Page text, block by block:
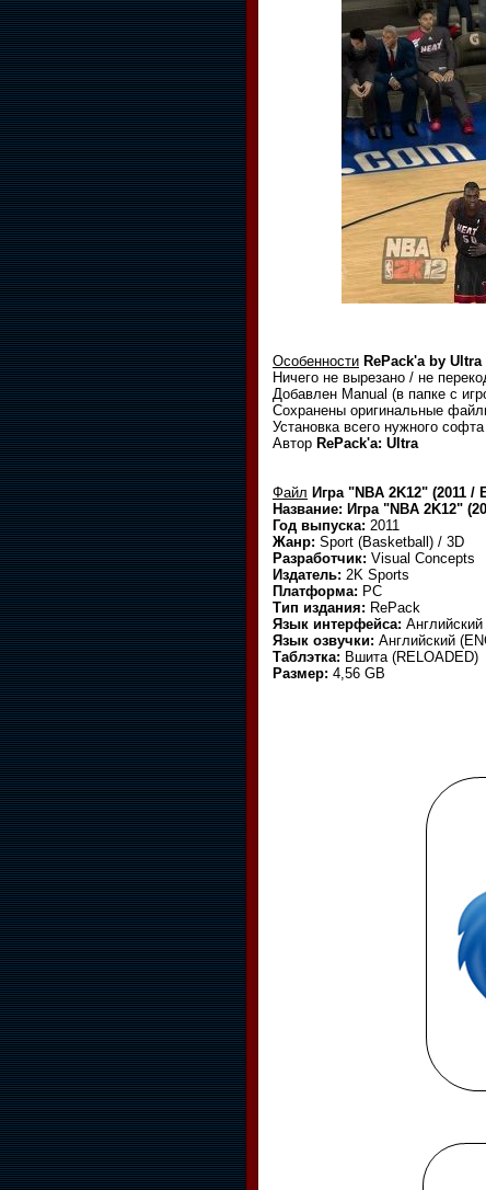
Особенности RePack'a by
Ничего не вырезано / не
Добавлен Manual (в папке с
Сохранены оригинальные
Установка всего нужного
Автор RePack'a: Ultra
Файл Игра "NBA 2K12" (2011 /
Название: Игра "NBA 2K12"
Год выпуска: 2011
Жанр: Sport (Basketball) / 3D
Разработчик: Visual Concepts
Издатель: 2K Sports
Платформа: PC
Тип издания: RePack
Язык интерфейса:
Язык озвучки: Английский
Таблэтка: Вшита (RELOADED)
Размер: 4,56 GB